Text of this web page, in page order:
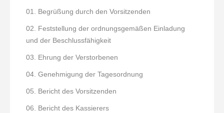
Begrüßung durch den Vorsitzenden
Feststellung der ordnungsgemäßen Einladung
und der Beschlussfähigkeit
Ehrung der Verstorbenen
Genehmigung der Tagesordnung
Bericht des Vorsitzenden
Bericht des Kassierers